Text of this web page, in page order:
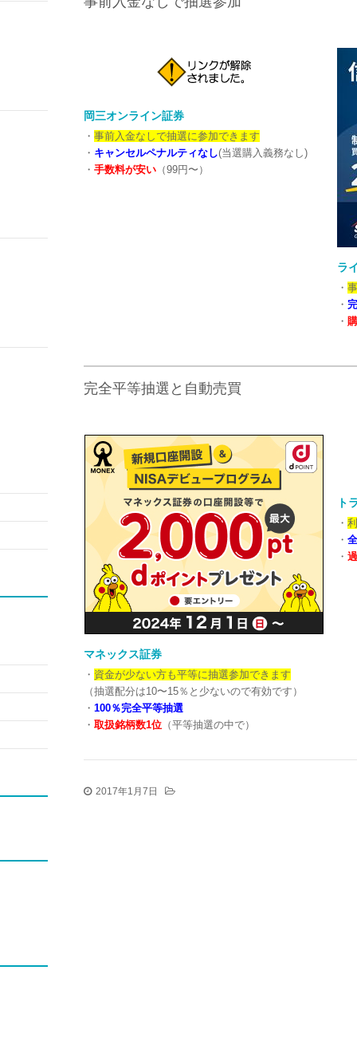
岡三オンライン証券
・ 事前入金なしで抽選に参加できます
・ キャンセルペナルティなし(当選購入義務なし)
・ 手数料が安い （99円〜）
ラ
・
・
・
完全平等抽選と自動売買
マネックス証券
・ 資金が少ない方も平等に抽選参加できます
（抽選配分は10〜15％と少ないので有効です）
・ 100％完全平等抽選
・ 取扱銘柄数1位 （平等抽選の中で）
ト
・
・
・
2017年1月7日